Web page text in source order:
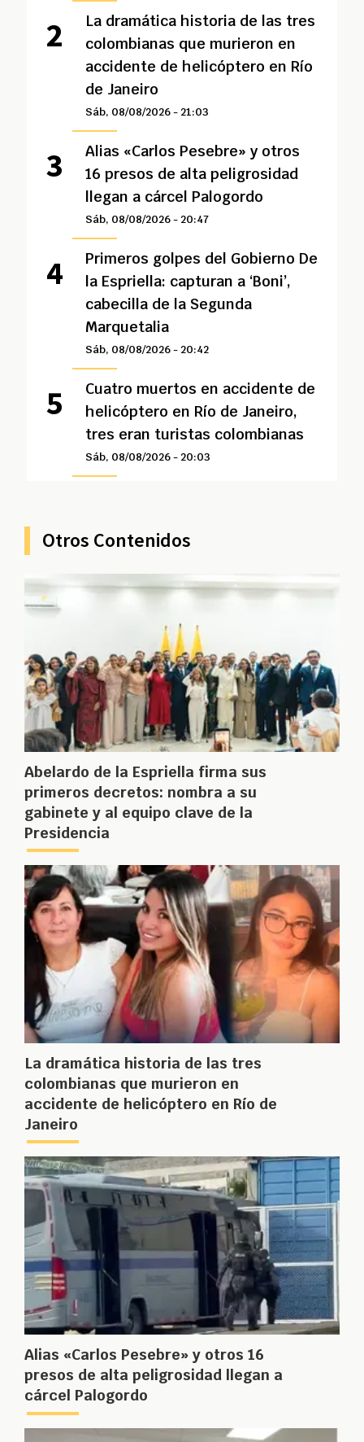
La dramática historia de las tres
colombianas que murieron en
accidente de helicóptero en Río
de Janeiro
Sáb, 08/08/2026 - 21:03
Alias «Carlos Pesebre» y otros
16 presos de alta peligrosidad
llegan a cárcel Palogordo
Sáb, 08/08/2026 - 20:47
Primeros golpes del Gobierno De
la Espriella: capturan a ‘Boni’,
cabecilla de la Segunda
Marquetalia
Sáb, 08/08/2026 - 20:42
Cuatro muertos en accidente de
helicóptero en Río de Janeiro,
tres eran turistas colombianas
Sáb, 08/08/2026 - 20:03
Otros Contenidos
Abelardo de la Espriella firma sus
primeros decretos: nombra a su
gabinete y al equipo clave de la
Presidencia
La dramática historia de las tres
colombianas que murieron en
accidente de helicóptero en Río de
Janeiro
Alias «Carlos Pesebre» y otros 16
presos de alta peligrosidad llegan a
cárcel Palogordo